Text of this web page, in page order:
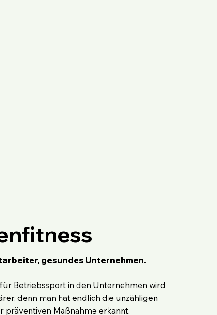
gesundes Unternehmen.
Betriebssport in den Unternehmen wird
denn man hat endlich die unzähligen
präventiven Maßnahme erkannt.